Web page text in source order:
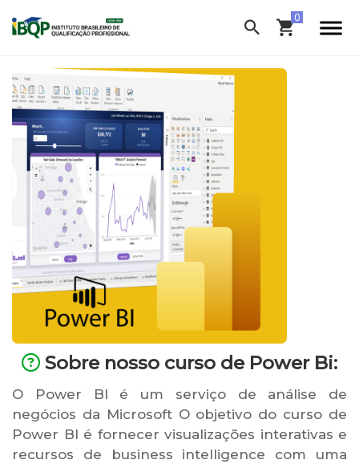
Sobre nosso curso de Power Bi:
O Power BI é um serviço de análise de
negócios da Microsoft O objetivo do curso de
Power BI é fornecer visualizações interativas e
recursos de business intelligence com uma